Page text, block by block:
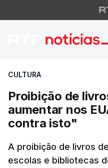
Proibição
CULTURA
Proibição de
aumentar nos
contra isto"
A proibição de livros
escolas e bibliotecas